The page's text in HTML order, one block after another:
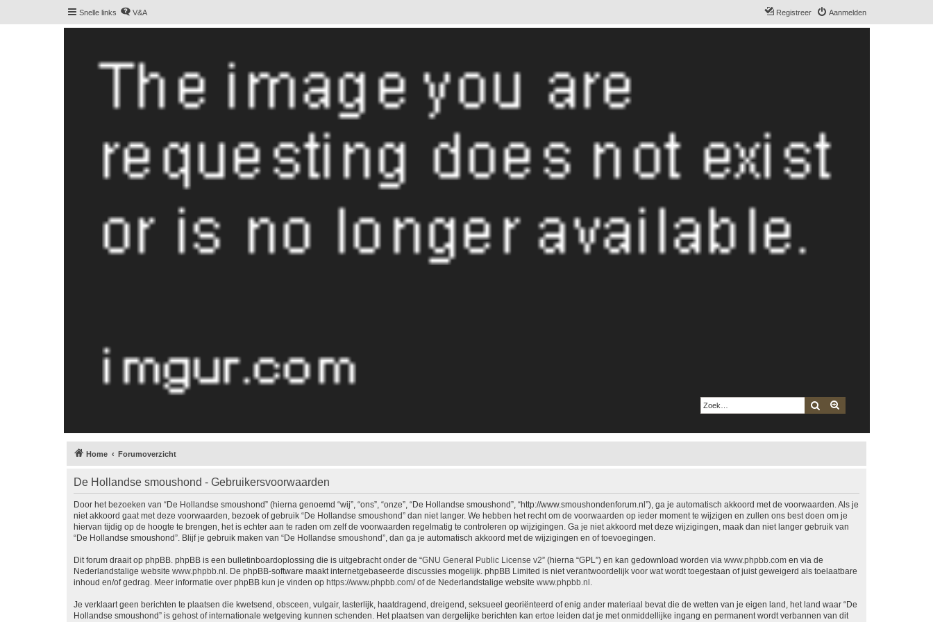
Snelle links V&A Aanmelden
Registreer
Zoek
Home Forumoverzicht
De Hollandse smoushond - Gebruikersvoorwaarden
Door het bezoeken van “De Hollandse smoushond” (hierna genoemd “wij”, “ons”, “onze”, “De Hollandse smoushond”, “http://www.smoushondenforum.nl”), ga je automatisch akkoord met de voorwaarden. Als je
niet akkoord gaat met deze voorwaarden, bezoek of gebruik “De Hollandse smoushond” dan niet langer. We hebben het recht om de voorwaarden op ieder moment te wijzigen en zullen ons best doen om je
hiervan tijdig op de hoogte te brengen, het is echter aan te raden om zelf de voorwaarden regelmatig te controleren op wijzigingen. Ga je niet akkoord met deze wijzigingen, maak dan niet langer gebruik van
“De Hollandse smoushond”. Blijf je gebruik maken van “De Hollandse smoushond”, dan ga je automatisch akkoord met de wijzigingen en of toevoegingen.
Dit forum draait op phpBB. phpBB is een bulletinboardoplossing die is uitgebracht onder de “GNU General Public License v2” (hierna “GPL”) en kan gedownload worden via www.phpbb.com en via de
Nederlandstalige website www.phpbb.nl . De phpBB-software maakt internetgebaseerde discussies mogelijk. phpBB Limited is niet verantwoordelijk voor wat wordt toegestaan of juist geweigerd als toelaatbare
inhoud en/of gedrag. Meer informatie over phpBB kun je vinden op https://www.phpbb.com/of de Nederlandstalige website www.phpbb.nl .
Je verklaart geen berichten te plaatsen die kwetsend, obsceen, vulgair, lasterlijk, haatdragend, dreigend, seksueel georiënteerd of enig ander materiaal bevat die de wetten van je eigen land, het land waar “De
Hollandse smoushond” is gehost of internationale wetgeving kunnen schenden. Het plaatsen van dergelijke berichten kan ertoe leiden dat je met onmiddellijke ingang en permanent wordt verbannen van dit